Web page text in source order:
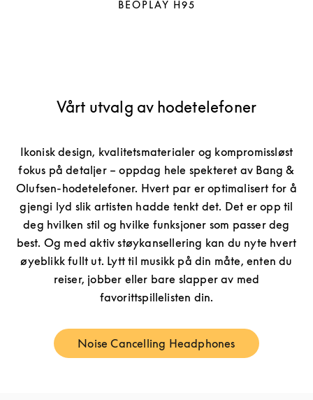
BEOPLAY H95
Vårt utvalg av hodetelefoner
Ikonisk design, kvalitetsmaterialer og kompromissløst
fokus på detaljer – oppdag hele spekteret av Bang &
Olufsen-hodetelefoner. Hvert par er optimalisert for å
gjengi lyd slik artisten hadde tenkt det. Det er opp til
deg hvilken stil og hvilke funksjoner som passer deg
best. Og med aktiv støykansellering kan du nyte hvert
øyeblikk fullt ut. Lytt til musikk på din måte, enten du
reiser, jobber eller bare slapper av med
favorittspillelisten din.
Noise Cancelling Headphones
Link Opens in New Tab